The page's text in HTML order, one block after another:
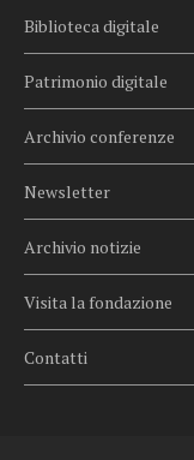
Biblioteca digitale
Patrimonio digitale
Archivio conferenze
Newsletter
Archivio notizie
Visita la fondazione
Contatti